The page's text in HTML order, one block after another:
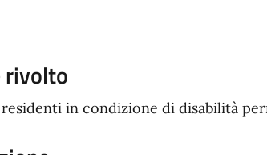
rivolto
in condizione di disabilità